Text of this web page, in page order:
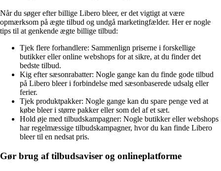
Når du søger efter billige Libero bleer, er det vigtigt at være
opmærksom på ægte tilbud og undgå marketingfælder. Her er nogle
tips til at genkende ægte billige tilbud:
Tjek flere forhandlere: Sammenlign priserne i forskellige
butikker eller online webshops for at sikre, at du finder det
bedste tilbud.
Kig efter sæsonrabatter: Nogle gange kan du finde gode tilbud
på Libero bleer i forbindelse med sæsonbaserede udsalg eller
ferier.
Tjek produktpakker: Nogle gange kan du spare penge ved at
købe bleer i større pakker eller som del af et sæt.
Hold øje med tilbudskampagner: Nogle butikker eller webshops
har regelmæssige tilbudskampagner, hvor du kan finde Libero
bleer til en nedsat pris.
Gør brug af tilbudsaviser og onlineplatforme